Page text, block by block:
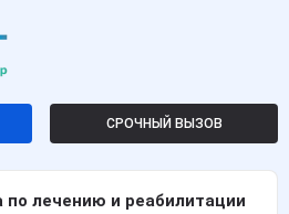
СРОЧНЫЙ ВЫЗОВ
по лечению и реабилитации